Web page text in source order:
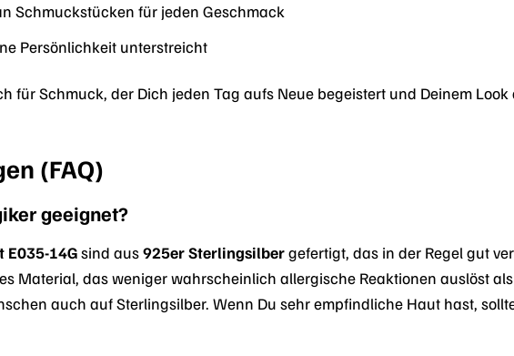
Schmuckstücken für jeden Geschmack
Persönlichkeit unterstreicht
für Schmuck, der Dich jeden Tag aufs Neue begeistert und Deinem
(FAQ)
geeignet?
E035-14Gsind aus925er Sterlingsilbergefertigt, das in der Regel gut
Material, das weniger wahrscheinlich allergische Reaktionen auslöst
auch auf Sterlingsilber. Wenn Du sehr empfindliche Haut hast,